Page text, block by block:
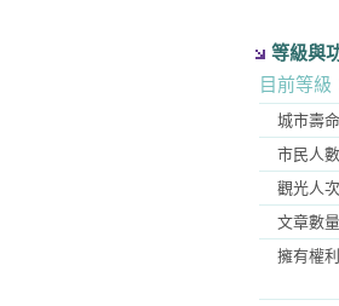
等級與
目前等級
城市壽命
市民人數
觀光人次
文章數量
擁有權利